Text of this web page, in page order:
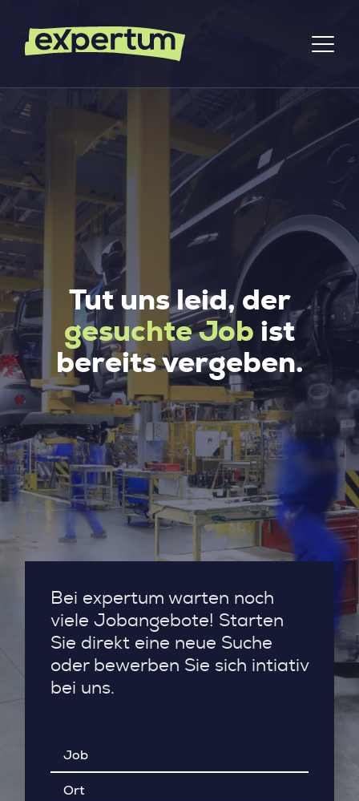
Tut uns leid, der
gesuchte Job ist
bereits vergeben.
Bei expertum warten noch
viele Jobangebote! Starten
Sie direkt eine neue Suche
oder bewerben Sie sich intiativ
bei uns.